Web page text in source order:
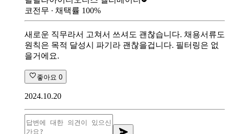
코전무 ∙ 채택률 100%
새로운 직무라서 고쳐서 쓰셔도 괜찮습니다. 채용서류도
원칙은 목적 달성시 파기라 괜찮을겁니다. 필터링은 없
을거에요.
좋아요 0
2024.10.20